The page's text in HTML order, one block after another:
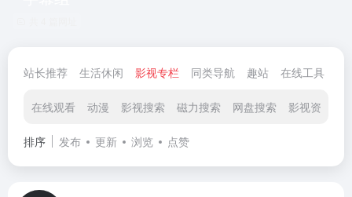
站长推荐 生活休闲 影视专栏 同类导航 趣站 在线工具
在线观看 动漫 影视搜索 磁力搜索 网盘搜索 影视资源站
排序 发布 更新 浏览 点赞